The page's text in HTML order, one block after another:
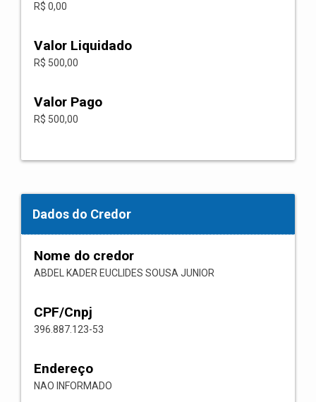
R$ 0,00
Valor Liquidado
R$ 500,00
Valor Pago
R$ 500,00
Dados do Credor
Nome do credor
ABDEL KADER EUCLIDES SOUSA JUNIOR
CPF/Cnpj
396.887.123-53
Endereço
NAO INFORMADO